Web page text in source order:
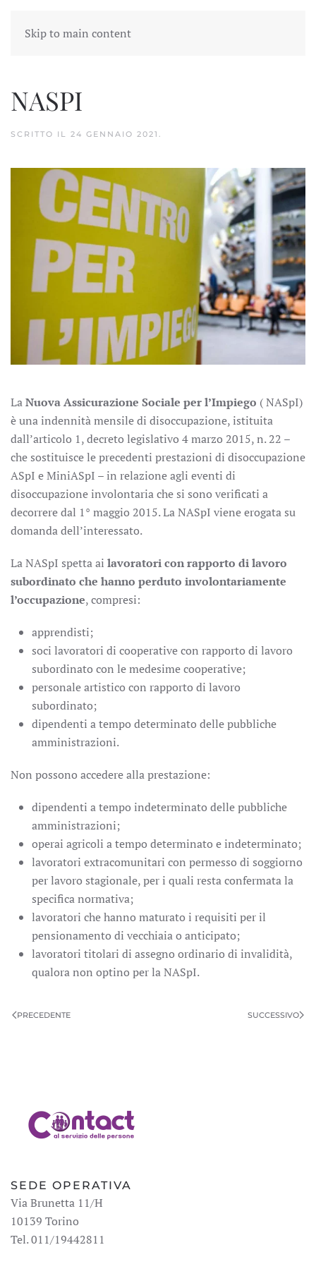
Skip to main content
NASPI
SCRITTO IL 24 GENNAIO 2021 .
LaNuova Assicurazione Sociale per l’Impiego ( NASpI)
è una indennità mensile di disoccupazione, istituita
dall’articolo 1, decreto legislativo 4 marzo 2015, n. 22 –
che sostituisce le precedenti prestazioni di disoccupazione
ASpI e MiniASpI – in relazione agli eventi di
disoccupazione involontaria che si sono verificati a
decorrere dal 1° maggio 2015. La NASpI viene erogata su
domanda dell’interessato.
La NASpI spetta ai lavoratori con rapporto di lavoro
subordinato che hanno perduto involontariamente
l’occupazione, compresi:
apprendisti;
soci lavoratori di cooperative con rapporto di lavoro
subordinato con le medesime cooperative;
personale artistico con rapporto di lavoro
subordinato;
dipendenti a tempo determinato delle pubbliche
amministrazioni.
Non possono accedere alla prestazione:
dipendenti a tempo indeterminato delle pubbliche
amministrazioni;
operai agricoli a tempo determinato e indeterminato;
lavoratori extracomunitari con permesso di soggiorno
per lavoro stagionale, per i quali resta confermata la
specifica normativa;
lavoratori che hanno maturato i requisiti per il
pensionamento di vecchiaia o anticipato;
lavoratori titolari di assegno ordinario di invalidità,
qualora non optino per la NASpI.
PRECEDENTE SUCCESSIVO
SEDE OPERATIVA
Via Brunetta 11/H
10139 Torino
Tel. 011/19442811